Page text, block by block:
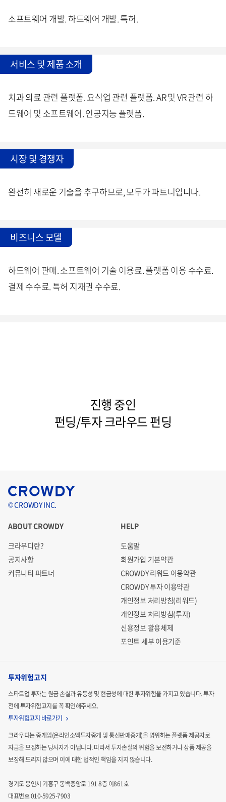
소프트웨어 개발. 하드웨어 개발. 특허.
서비스 및 제품 소개
치과 의료 관련 플랫폼. 요식업 관련 플랫폼. AR 및 VR 관련 하
드웨어 및 소프트웨어. 인공지능 플랫폼.
시장 및 경쟁자
완전히 새로운 기술을 추구하므로, 모두가 파트너입니다.
비즈니스 모델
하드웨어 판매. 소프트웨어 기술 이용료. 플랫폼 이용 수수료.
결제 수수료. 특허 지재권 수수료.
진행 중인
펀딩/투자 크라우드 펀딩
© CROWDY INC.
ABOUT CROWDY
크라우디란?
공지사항
커뮤니티 파트너
HELP
도움말
회원가입 기본약관
CROWDY 리워드 이용약관
CROWDY 투자 이용약관
개인정보 처리방침(리워드)
개인정보 처리방침(투자)
신용정보 활용체제
포인트 세부 이용기준
투자위험고지
스타트업 투자는 원금 손실과 유동성 및 현금성에 대한 투자위험을 가지고 있습니다.투자
전에 투자위험고지를 꼭 확인해주세요.
투자위험고지 바로가기
크라우디는 중개업(온라인소액투자중개 및 통신판매중개)을 영위하는 플랫폼 제공자로
자금을 모집하는당사자가 아닙니다. 따라서 투자손실의 위험을 보전하거나 상품 제공을
보장해 드리지 않으며 이에 대한 법적인 책임을 지지 않습니다.
경기도 용인시 기흥구 동백중앙로 191 8층 이861호
대표번호 010-5925-7903